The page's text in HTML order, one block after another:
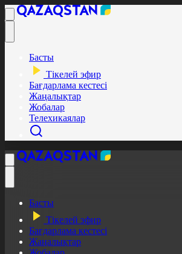
Басты
Тікелей эфир
Бағдарлама кестесі
Жаңалықтар
Жобалар
Телехикаялар
Басты
Тікелей эфир
Бағдарлама кестесі
Жаңалықтар